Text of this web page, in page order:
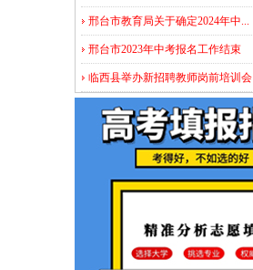
邢台市教育局关于确定2024年中...
邢台市2023年中考报名工作结束
临西县举办新招聘教师岗前培训会